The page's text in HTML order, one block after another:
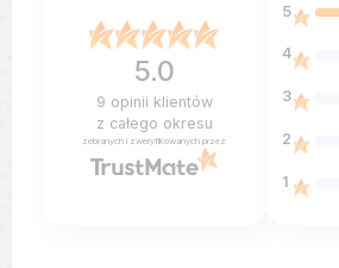
5.0
9 opinii klientów
z całego okresu
zebranych i zweryfikowanych przez
5
4
3
2
1